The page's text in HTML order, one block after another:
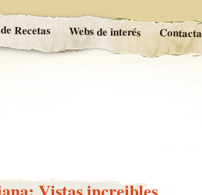
Recetas Webs de interés Contacta